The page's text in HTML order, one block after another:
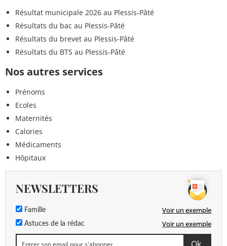
Résultat municipale 2026 au Plessis-Pâté
Résultats du bac au Plessis-Pâté
Résultats du brevet au Plessis-Pâté
Résultats du BTS au Plessis-Pâté
Nos autres services
Prénoms
Ecoles
Maternités
Calories
Médicaments
Hôpitaux
NEWSLETTERS
Famille Voir un exemple
Astuces de la rédac Voir un exemple